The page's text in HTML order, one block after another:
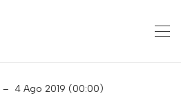
– 4 Ago 2019 (00:00)